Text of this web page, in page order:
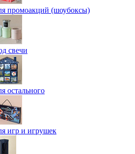
промоакций (шоубоксы)
свечи
остального
игр и игрушек